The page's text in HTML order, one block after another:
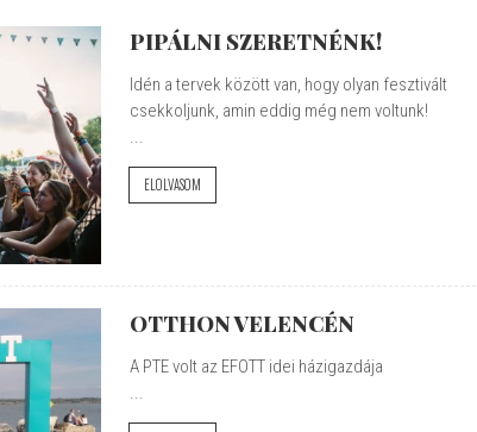
PIPÁLNI SZERETNÉNK!
Idén a tervek között van, hogy olyan fesztivált
csekkoljunk, amin eddig még nem voltunk!
...
ELOLVASOM
OTTHON VELENCÉN
A PTE volt az EFOTT idei házigazdája
...